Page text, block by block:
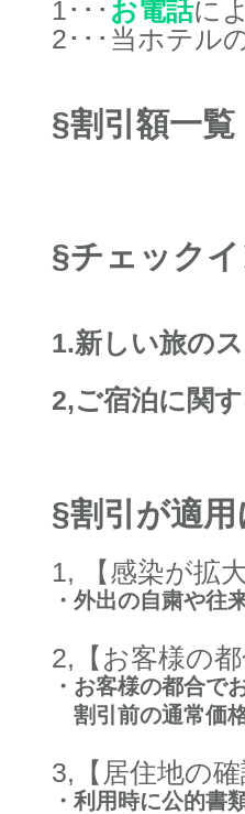
1･･･ お電話に
2･･･当ホテル
§割引額一覧
§チェック
1.新しい旅の
2,ご宿泊に関
§割引が適
1, 【感染が拡
・外出の自粛や往
2,【お客様の
・お客様の都合で
割引前の通常価
3,【居住地の
・利用時に公的書